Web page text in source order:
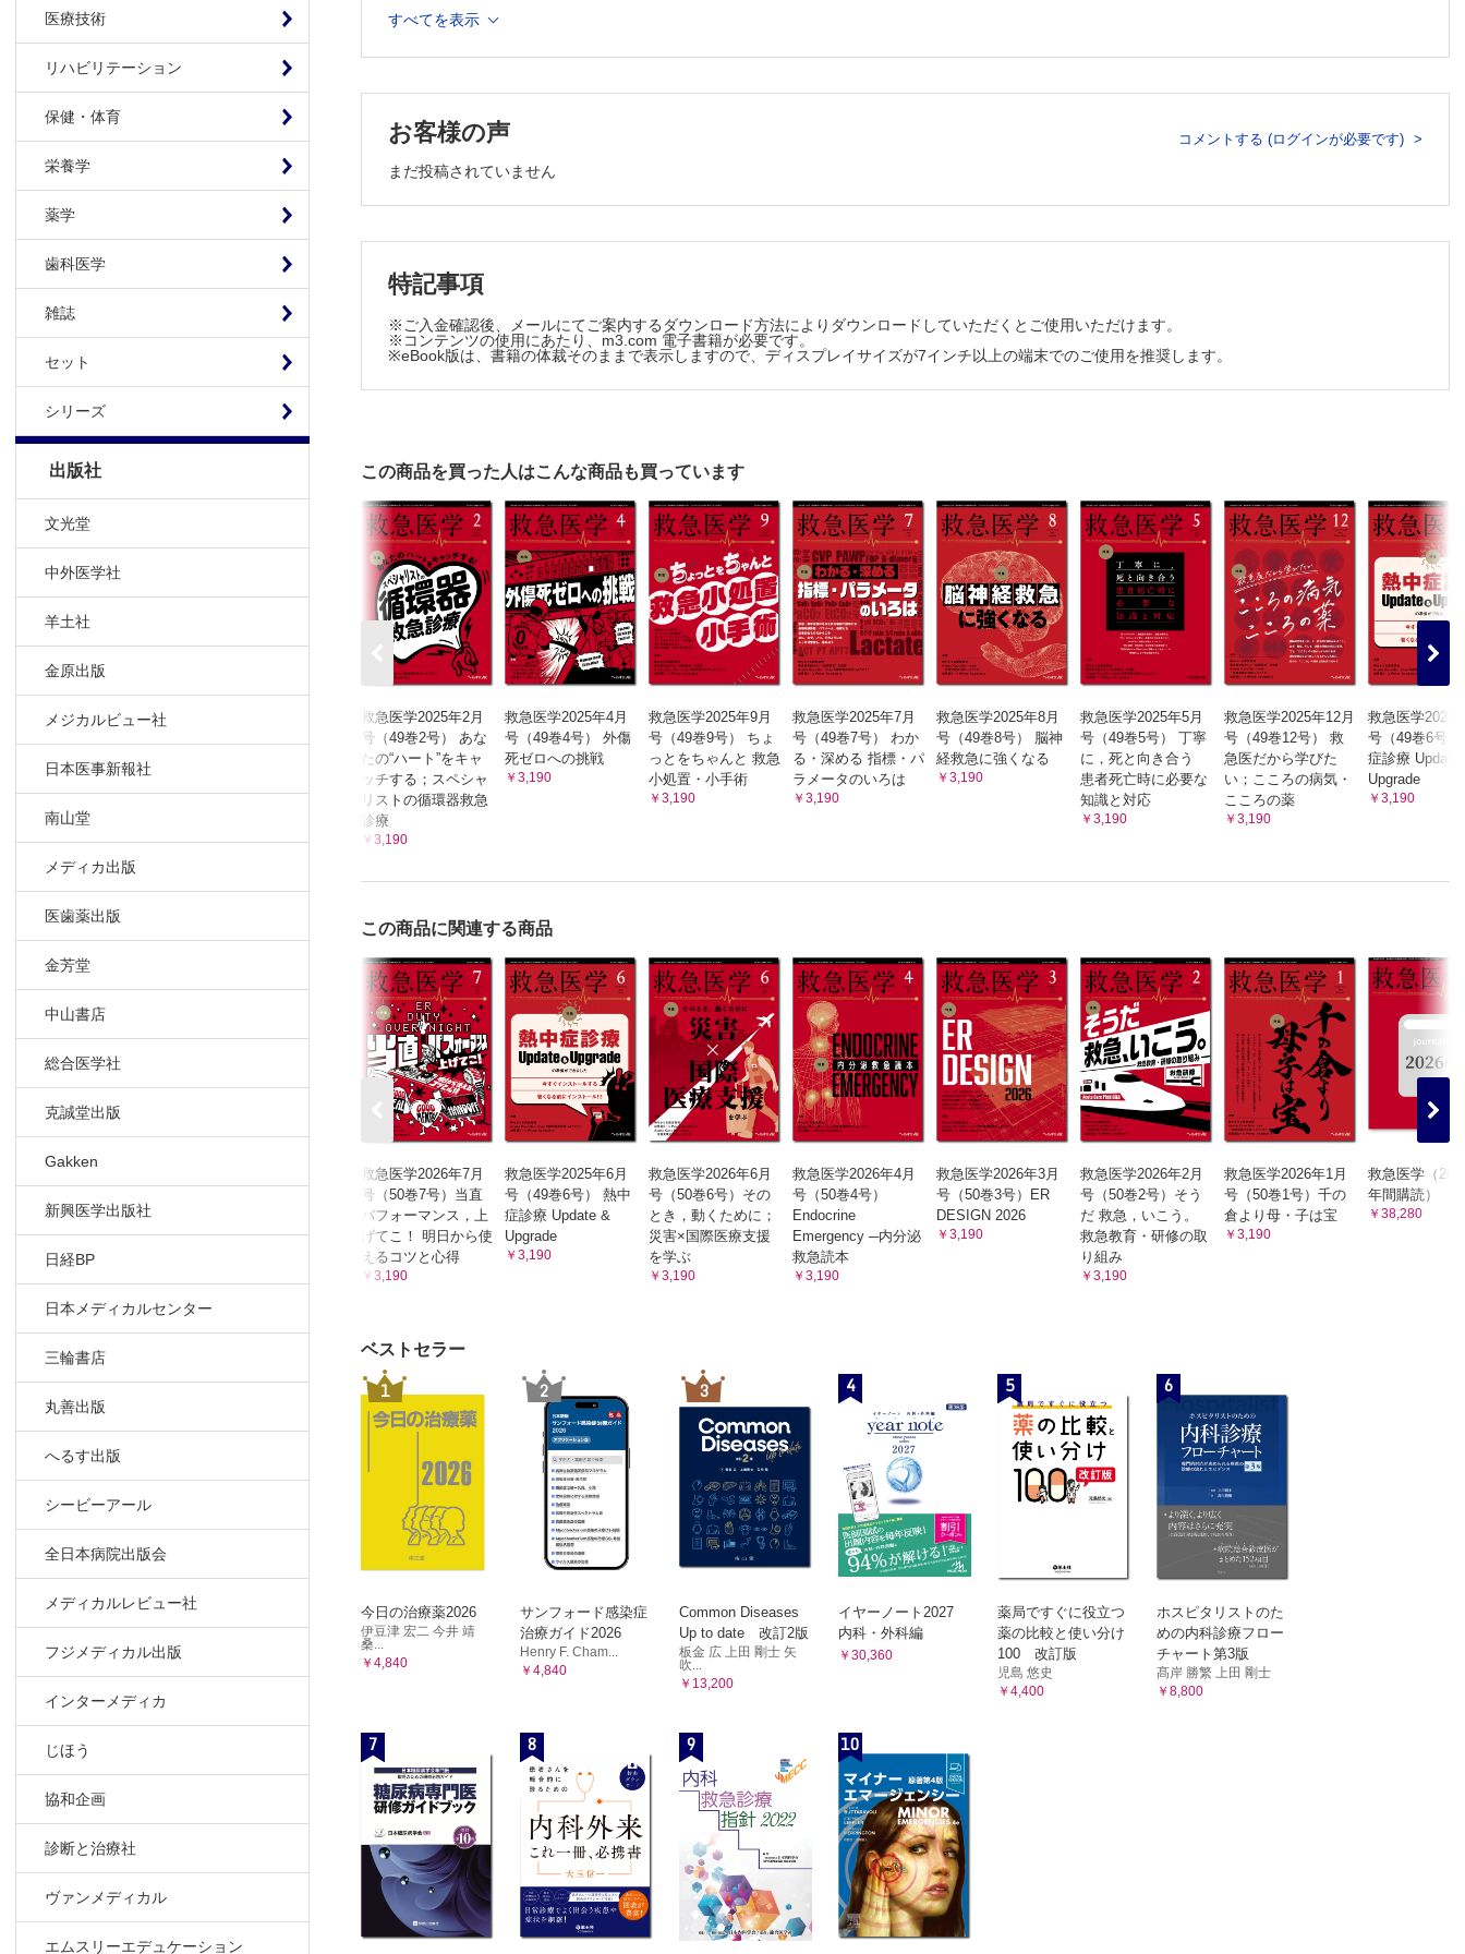
医療技術
リハビリテーション
保健・体育
栄養学
薬学
歯科医学
雑誌
セット
シリーズ
出版社
文光堂
中外医学社
羊土社
金原出版
メジカルビュー社
日本医事新報社
南山堂
メディカ出版
医歯薬出版
金芳堂
中山書店
総合医学社
克誠堂出版
Gakken
新興医学出版社
日経BP
日本メディカルセンター
三輪書店
丸善出版
へるす出版
シービーアール
全日本病院出版会
メディカルレビュー社
フジメディカル出版
インターメディカ
じほう
協和企画
診断と治療社
ヴァンメディカル
エムスリーエデュケーション
大腸出血・小腸出血
東京医科大学健診予防医学センター 新倉 量太
S状結腸軸捻転，腸閉塞
総合南東北病院消化器内科 濱田 晃市
胆道出血
急性膵炎後の感染性被包化壊死
富山大学学術研究部医学系内科学第三講座 林 伸彦他
慢性膵炎
福島県立医科大学会津医療センター消化器内科 高木 忠之他
小児・高齢患者に対する緊急内視鏡
立川相互病院総合診療科 田川 学
抗血栓薬服用患者に対する緊急内視鏡
さいたま市立病院消化器内科 瀧本 洋一
連載
時をかける救急教授
山口大学大学院医学系研究科救急医学 鶴田 良介
Acute Care Nutrition ─代謝栄養の世界へようこそ！
第10回 重症患者のタンパク質（アミノ酸）代謝 基礎編
国立病院機構大阪医療センター救命救急センター 小島 将裕他
高邦会高木病院リウマチ・膠原病内科/国際医療福祉大学福岡保健医療学部 小荒田 秀一
すべてを表示
お客様の声 コメントする (ログインが必要です)
まだ投稿されていません
特記事項
※ご入金確認後、メールにてご案内するダウンロード方法によりダウンロードしていただくとご使用いただけます。
※コンテンツの使用にあたり、m3.com 電子書籍が必要です。
※eBook版は、書籍の体裁そのままで表示しますので、ディスプレイサイズが7インチ以上の端末でのご使用を推奨します。
この商品を買った人はこんな商品も買っています
救急医学2025年2月
号（49巻2号） あな
たの“ハート”をキャ
ッチする；スペシャ
リストの循環器救急
診療
￥3,190
救急医学2025年4月
号（49巻4号） 外傷
死ゼロへの挑戦
￥3,190
救急医学2025年9月
号（49巻9号） ちょ
っとをちゃんと 救急
小処置・小手術
￥3,190
救急医学2025年7月
号（49巻7号） わか
る・深める 指標・パ
ラメータのいろは
￥3,190
救急医学2025年8月
号（49巻8号） 脳神
経救急に強くなる
￥3,190
救急医学2025年5月
号（49巻5号） 丁寧
に，死と向き合う
患者死亡時に必要な
知識と対応
￥3,190
救急医学2025年12月
号（49巻12号） 救
急医だから学びた
い；こころの病気・
こころの薬
￥3,190
救急医学2025
号（49巻6号
症診療 Update
Upgrade
￥3,190
この商品に関連する商品
救急医学2026年7月
号（50巻7号）当直
パフォーマンス，上
げてこ！ 明日から使
えるコツと心得
￥3,190
救急医学2025年6月
号（49巻6号） 熱中
症診療 Update &
Upgrade
￥3,190
救急医学2026年6月
号（50巻6号）その
とき，動くために；
災害×国際医療支援
を学ぶ
￥3,190
救急医学2026年4月
号（50巻4号）
Endocrine
Emergency ─内分泌
救急読本
￥3,190
救急医学2026年3月
号（50巻3号）ER
DESIGN 2026
￥3,190
救急医学2026年2月
号（50巻2号）そう
だ 救急，いこう。
救急教育・研修の取
り組み
￥3,190
救急医学2026年1月
号（50巻1号）千の
倉より母・子は宝
￥3,190
救急医学（
年間購読）
￥38,280
ベストセラー
1
今日の治療薬2026
伊豆津 宏二 今井 靖
桑...
￥4,840
2
サンフォード感染症
治療ガイド2026
Henry F. Cham...
￥4,840
3
Common Diseases
Up to date 改訂2版
板金 広 上田 剛士 矢
吹...
￥13,200
4
イヤーノート2027
内科・外科編
￥30,360
5
薬局ですぐに役立つ
薬の比較と使い分け
100 改訂版
児島 悠史
￥4,400
6
ホスピタリストのた
めの内科診療フロー
チャート第3版
髙岸 勝繁 上田 剛士
￥8,800
7 8 9 10